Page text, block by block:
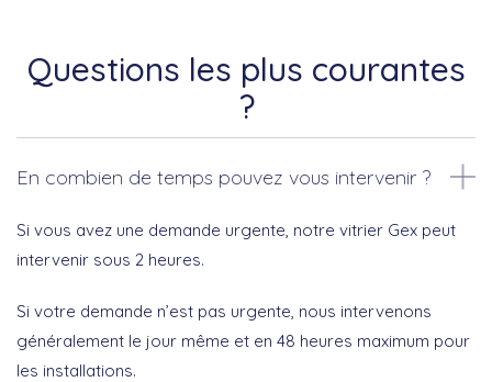
Questions les plus courantes
?
En combien de temps pouvez vous intervenir ?
Si vous avez une demande urgente, notre vitrier Gex peut
intervenir sous 2 heures.
Si votre demande n’est pas urgente, nous intervenons
généralement le jour même et en 48 heures maximum pour
les installations.